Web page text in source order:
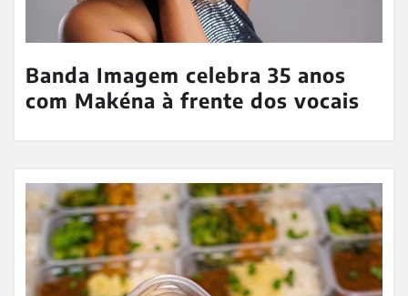
Banda Imagem celebra 35 anos
com Makéna à frente dos vocais